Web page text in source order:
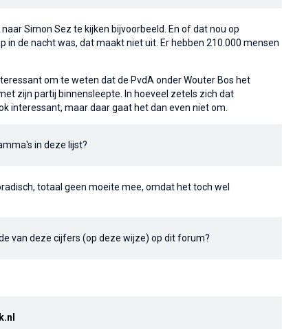
Simon Sez te kijken bijvoorbeeld. En of dat nou op
de nacht was, dat maakt niet uit. Er hebben 210.000 mensen
om te weten dat de PvdA onder Wouter Bos het
zijn partij binnensleepte. In hoeveel zetels zich dat
interessant, maar daar gaat het dan even niet om.
in deze lijst?
totaal geen moeite mee, omdat het toch wel
van deze cijfers (op deze wijze) op dit forum?